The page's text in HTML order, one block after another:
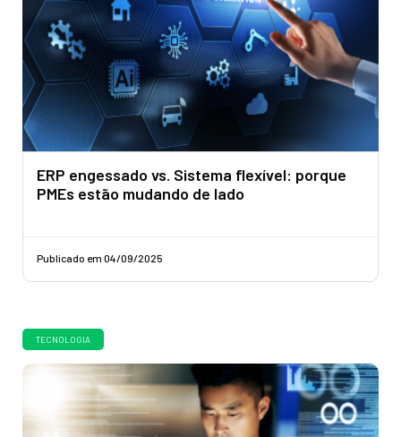
ERP engessado vs. Sistema flexível: porque
PMEs estão mudando de lado
Publicado em 04/09/2025
TECNOLOGIA